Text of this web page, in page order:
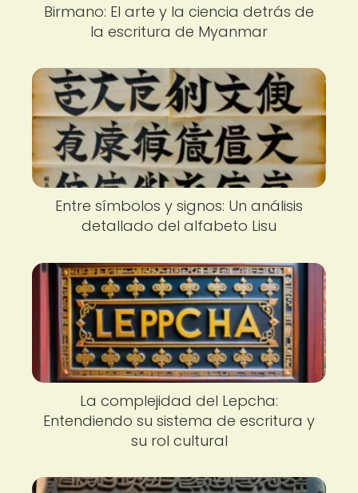
Birmano: El arte y la ciencia detrás de
la escritura de Myanmar
Entre símbolos y signos: Un análisis
detallado del alfabeto Lisu
La complejidad del Lepcha:
Entendiendo su sistema de escritura y
su rol cultural